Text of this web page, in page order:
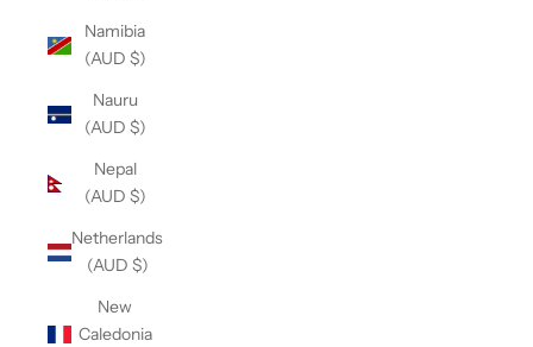
Namibia
(AUD $)
Nauru
(AUD $)
Nepal
(AUD $)
Netherlands
(AUD $)
New
Caledonia